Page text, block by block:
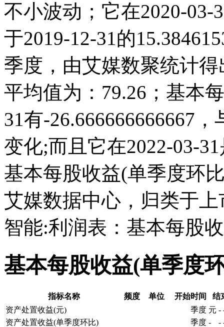
不小波动；它在2020-03-
于2019-12-31的
季度，由艾媒数聚统计得
平均值为：79.26；基本
31有-26.666666666667
变化;而且它在2022-03-
基本每股收益(单季度环
艾媒数据中心，归类于
智能:利润表：基本每股
基本每股收益(单季度
指标名称 频度 单位 开始时间
结
资产处置收益(元)
季度 元 -
资产处置收益(单季度环比)
季度 - -